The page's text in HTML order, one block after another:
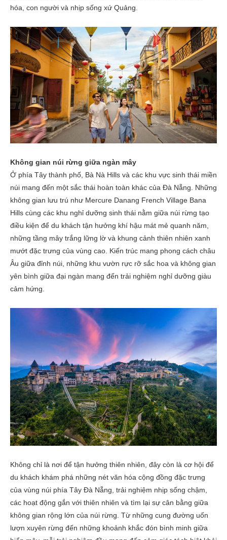
hóa, con người và nhịp sống xứ Quảng.
Không gian núi rừng giữa ngàn mây
Ở phía Tây thành phố, Bà Nà Hills và các khu vực sinh thái miền
núi mang đến một sắc thái hoàn toàn khác của Đà Nẵng. Những
không gian lưu trú như Mercure Danang French Village Bana
Hills cùng các khu nghỉ dưỡng sinh thái nằm giữa núi rừng tạo
điều kiện để du khách tận hưởng khí hậu mát mẻ quanh năm,
những tầng mây trắng lững lờ và khung cảnh thiên nhiên xanh
mướt đặc trưng của vùng cao. Kiến trúc mang phong cách châu
Âu giữa đỉnh núi, những khu vườn rực rỡ sắc hoa và không gian
yên bình giữa đại ngàn mang đến trải nghiệm nghỉ dưỡng giàu
cảm hứng.
Không chỉ là nơi để tận hưởng thiên nhiên, đây còn là cơ hội để
du khách khám phá những nét văn hóa cộng đồng đặc trưng
của vùng núi phía Tây Đà Nẵng, trải nghiệm nhịp sống chậm,
các hoạt động gắn với thiên nhiên và tìm lại sự cân bằng giữa
không gian rộng lớn của núi rừng. Từ những cung đường uốn
lượn xuyên rừng đến những khoảnh khắc đón bình minh giữa